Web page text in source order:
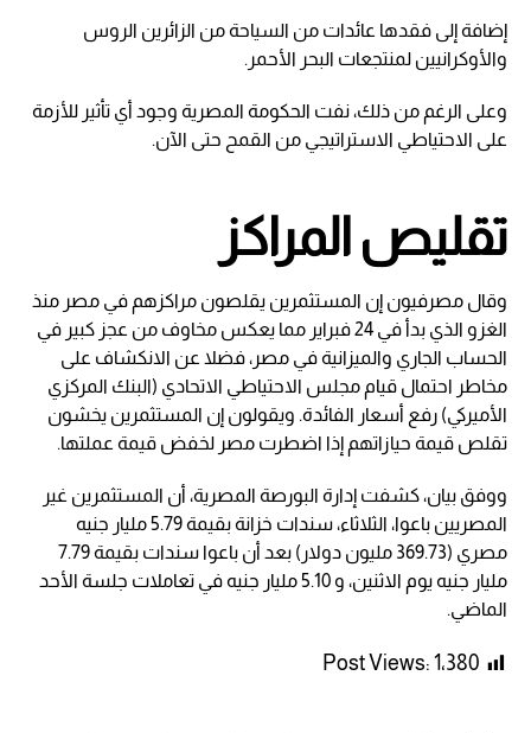
إضافة إلى فقدها عائدات من السياحة من الزائرين الروس
والأوكرانيين لمنتجعات البحر الأحمر.
وعلى الرغم من ذلك، نفت الحكومة المصرية وجود أي تأثير للأزمة
على الاحتياطي الاستراتيجي من القمح حتى الآن.
تقليص المراكز
وقال مصرفيون إن المستثمرين يقلصون مراكزهم في مصر منذ
الغزو الذي بدأ في 24 فبراير مما يعكس مخاوف من عجز كبير في
الحساب الجاري والميزانية في مصر، فضلا عن الانكشاف على
مخاطر احتمال قيام مجلس الاحتياطي الاتحادي (البنك المركزي
الأميركي) رفع أسعار الفائدة. ويقولون إن المستثمرين يخشون
تقلص قيمة حيازاتهم إذا اضطرت مصر لخفض قيمة عملتها.
ووفق بيان، كشفت إدارة البورصة المصرية، أن المستثمرين غير
المصريين باعوا، الثلاثاء، سندات خزانة بقيمة 5.79 مليار جنيه
مصري (369.73 مليون دولار) بعد أن باعوا سندات بقيمة 7.79
مليار جنيه يوم الاثنين، و 5.10 مليار جنيه في تعاملات جلسة الأحد
الماضي.
Post Views: 1٬380